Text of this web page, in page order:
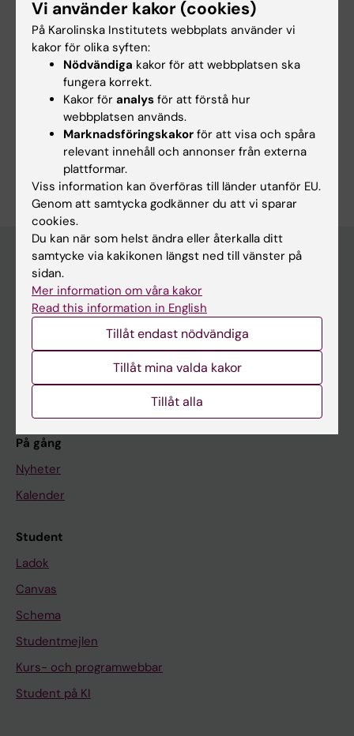
ML
REVIEW:MOLECULAR PAIN.
2026;22:17448069261439609
Intraindividual pain variability in chronic pain:
A systematic review
Klinke J; Molinari V; Jensen K
Är du Julie Hauballe Klinke?
Redigera din profil
Huvudmeny
Utbildning
Forskarutbildning
Om KI
På gång
Nyheter
Kalender
Student
Ladok
Canvas
Schema
Studentmejlen
Kurs- och programwebbar
Student på KI
Vi använder kakor (cookies)
På Karolinska Institutets webbplats använder vi
kakor för olika syften:
Nödvändiga kakor för att webbplatsen ska
fungera korrekt.
Kakor för analys för att förstå hur
webbplatsen används.
Marknadsföringskakor för att visa och spåra
relevant innehåll och annonser från externa
plattformar.
Viss information kan överföras till länder utanför EU.
Genom att samtycka godkänner du att vi sparar
cookies.
Du kan när som helst ändra eller återkalla ditt
samtycke via kakikonen längst ned till vänster på
sidan.
Mer information om våra kakor
Read this information in English
Tillåt endast nödvändiga
Tillåt mina valda kakor
Tillåt alla